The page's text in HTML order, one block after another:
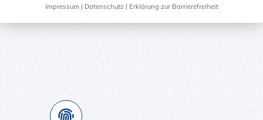
Impressum | Datenschutz | Erklärung zur Barrierefreiheit